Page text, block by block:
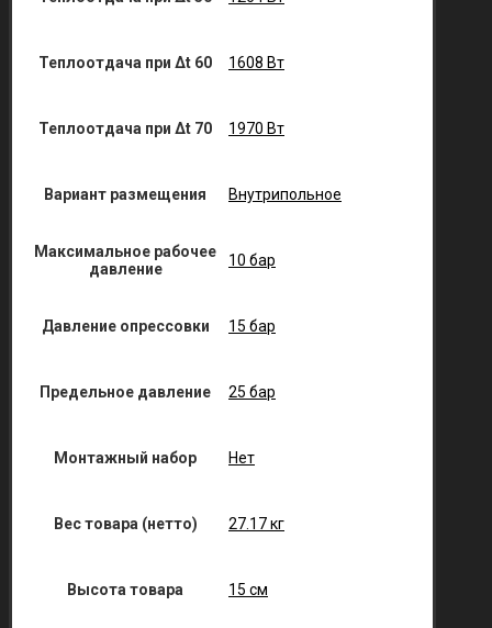
Теплоотдача при Δt 60 1608 Вт
Теплоотдача при Δt 70 1970 Вт
Вариант размещения Внутрипольное
Максимальное рабочее
давление
10 бар
Давление опрессовки 15 бар
Предельное давление 25 бар
Монтажный набор Нет
Вес товара (нетто) 27.17 кг
Высота товара 15 см